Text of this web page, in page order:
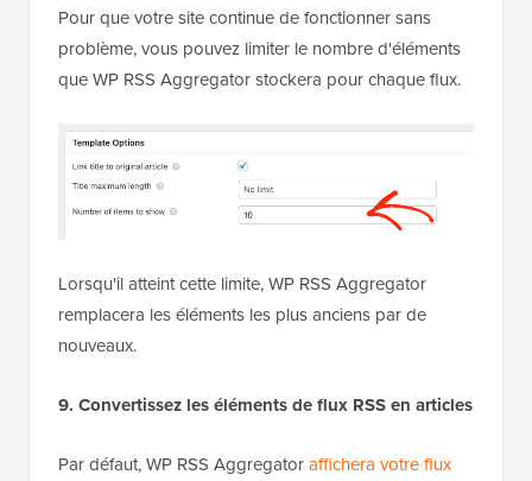
Pour que votre site continue de fonctionner sans
problème, vous pouvez limiter le nombre d'éléments
que WP RSS Aggregator stockera pour chaque flux.
Lorsqu'il atteint cette limite, WP RSS Aggregator
remplacera les éléments les plus anciens par de
nouveaux.
9. Convertissez les éléments de flux RSS en articles
Par défaut, WP RSS Aggregatoraffichera votre flux